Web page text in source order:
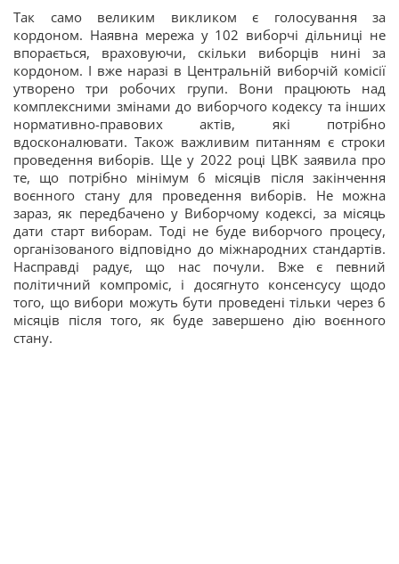
Так само великим викликом є голосування за
кордоном. Наявна мережа у 102 виборчі дільниці не
впорається, враховуючи, скільки виборців нині за
кордоном. І вже наразі в Центральній виборчій комісії
утворено три робочих групи. Вони працюють над
комплексними змінами до виборчого кодексу та інших
нормативно-правових актів, які потрібно
вдосконалювати. Також важливим питанням є строки
проведення виборів. Ще у 2022 році ЦВК заявила про
те, що потрібно мінімум 6 місяців після закінчення
воєнного стану для проведення виборів. Не можна
зараз, як передбачено у Виборчому кодексі, за місяць
дати старт виборам. Тоді не буде виборчого процесу,
організованого відповідно до міжнародних стандартів.
Насправді радує, що нас почули. Вже є певний
політичний компроміс, і досягнуто консенсусу щодо
того, що вибори можуть бути проведені тільки через 6
місяців після того, як буде завершено дію воєнного
стану.